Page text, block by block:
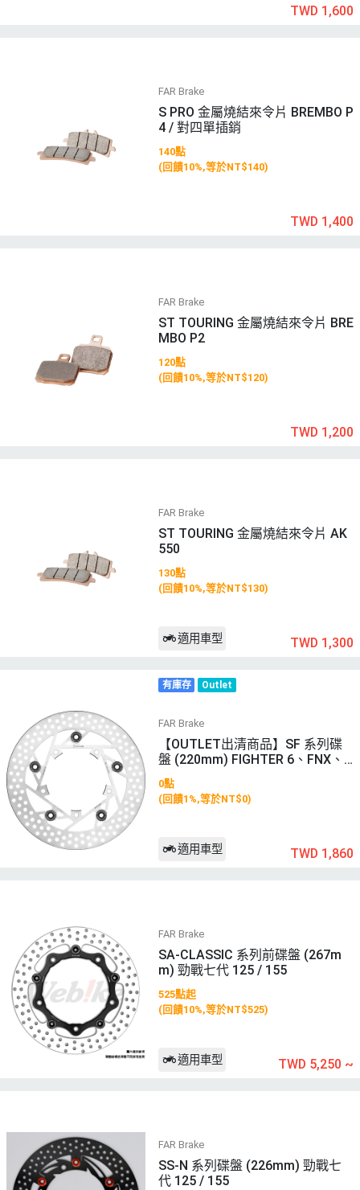
TWD 1,600
FAR Brake
S PRO 金屬燒結來令片 BREMBO P
4 / 對四單插銷
140點
(回饋10%,等於NT$140)
TWD 1,400
FAR Brake
ST TOURING 金屬燒結來令片 BRE
MBO P2
120點
(回饋10%,等於NT$120)
TWD 1,200
FAR Brake
ST TOURING 金屬燒結來令片 AK
550
130點
(回饋10%,等於NT$130)
適用車型 TWD 1,300
有庫存 Outlet
FAR Brake
【OUTLET出清商品】SF 系列碟
盤 (220mm) FIGHTER 6、FNX、J
ET S
0點
(回饋1%,等於NT$0)
適用車型 TWD 1,860
FAR Brake
SA-CLASSIC 系列前碟盤 (267m
m) 勁戰七代 125 / 155
525點起
(回饋10%,等於NT$525)
適用車型 TWD 5,250 ~
FAR Brake
SS-N 系列碟盤 (226mm) 勁戰七
代 125 / 155